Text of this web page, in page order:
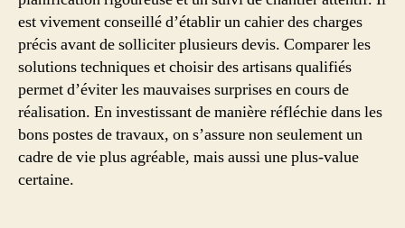
est vivement conseillé d’établir un cahier des charges
précis avant de solliciter plusieurs devis. Comparer les
solutions techniques et choisir des artisans qualifiés
permet d’éviter les mauvaises surprises en cours de
réalisation. En investissant de manière réfléchie dans les
bons postes de travaux, on s’assure non seulement un
cadre de vie plus agréable, mais aussi une plus-value
certaine.